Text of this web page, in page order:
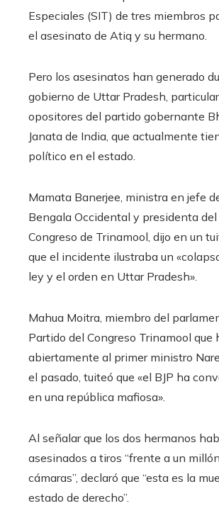
Especiales (SIT) de tres miembros
el asesinato de Atiq y su hermano.
Pero los asesinatos han generado
gobierno de Uttar Pradesh,
opositores del partido gobernante
Janata de India, que actualmente
político en el estado.
Mamata Banerjee, ministra en jefe
Bengala Occidental y presidenta
Congreso de Trinamool, dijo en un
que el incidente ilustraba un
ley y el orden en Uttar Pradesh».
Mahua Moitra, miembro del
Partido del Congreso Trinamool que
abiertamente al primer ministro
el pasado, tuiteó que «el BJP ha
en una república mafiosa».
Al señalar que los dos hermanos
asesinados a tiros “frente a un
cámaras”, declaró que “esta es la
estado de derecho”.